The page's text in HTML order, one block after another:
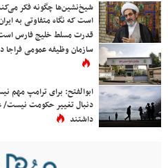
شیخ‌نشین‌ها چگونه فکر
است که نگاه متفاوتی به
قدرت مسلط خلیج فارس
سازمان وظیفه عمومی فراجا
ابوالفتح: برای ترامپ مهم
دنبال تغییر حکومت
داشتند